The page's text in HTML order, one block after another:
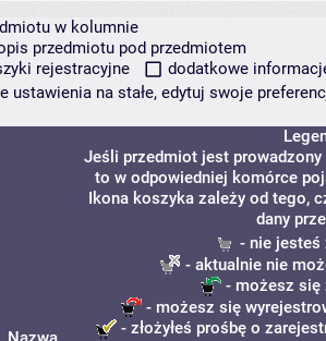
w kolumnie
przedmiotu pod przedmiotem
rejestracyjne
dodatkowe
ustawienia na stałe, edytuj swoje
Jeśli przedmiot jest
to w odpowiedniej komórce
Ikona koszyka zależy od tego,
dany
- nie jesteś
- aktualnie nie
- możesz się
- możesz się
- złożyłeś prośbę o